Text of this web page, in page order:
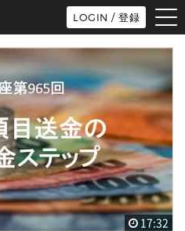
LOGIN / 登録
17:32